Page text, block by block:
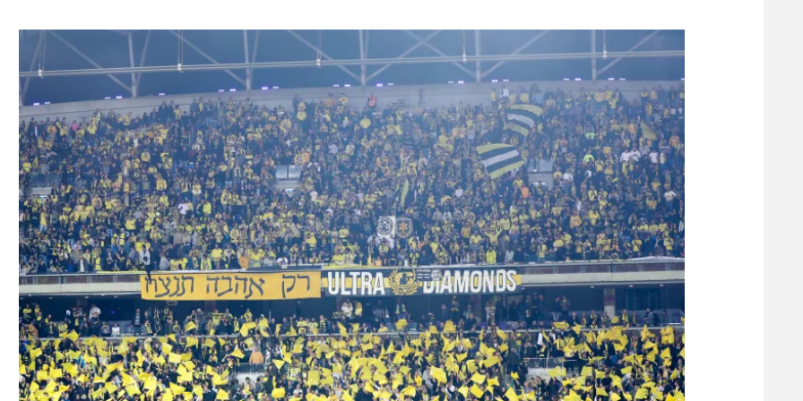
תקנון משתתפים וזוכים בפרסים
תקנון עבור פעילות אלקטרה
תקנון עבור פעילות ספורט 1 – "מרלן"
טניס
גיימינג E-Sports
תנאי שימוש
מדיניות פרטיות
תקנון פעילות ספורט 1
רשיון להקרנה פומבית לבית עסק
הצטרפות לחבילת הערוצים
לוח דרושים – ג'ובנט
תגיות
הפועל תל אביב
הפועל חיפה
הפועל באר שבע
מכבי נתניה
בני יהודה
ליגה סינית
ליגה ברזילאית
ליגות נוספות